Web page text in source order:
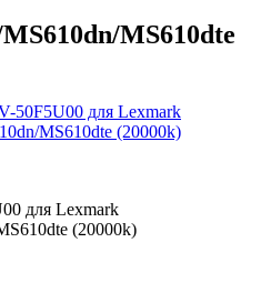
MS610dte
для Lexmark
(20000k)